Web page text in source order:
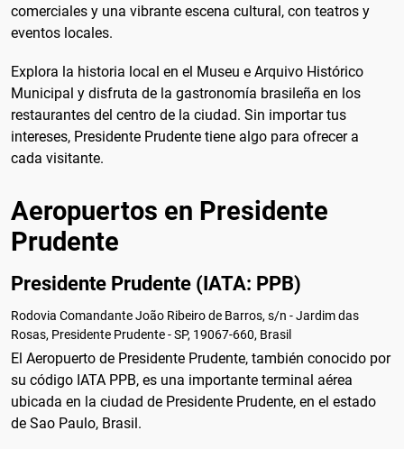
comerciales y una vibrante escena cultural, con teatros y
eventos locales.
Explora la historia local en el Museu e Arquivo Histórico
Municipal y disfruta de la gastronomía brasileña en los
restaurantes del centro de la ciudad. Sin importar tus
intereses, Presidente Prudente tiene algo para ofrecer a
cada visitante.
Aeropuertos en Presidente
Prudente
Presidente Prudente (IATA: PPB)
Rodovia Comandante João Ribeiro de Barros, s/n - Jardim das
Rosas, Presidente Prudente - SP, 19067-660, Brasil
El Aeropuerto de Presidente Prudente, también conocido por
su código IATA PPB, es una importante terminal aérea
ubicada en la ciudad de Presidente Prudente, en el estado
de Sao Paulo, Brasil.